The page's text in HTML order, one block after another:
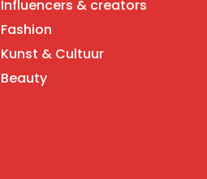
Influencers & creators
Fashion
Kunst & Cultuur
Beauty